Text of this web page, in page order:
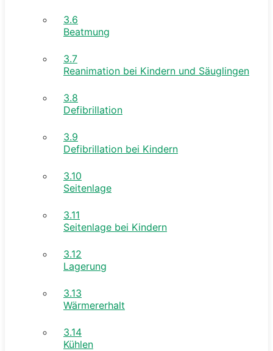
3.6
Beatmung
3.7
Reanimation bei Kindern und Säuglingen
3.8
Defibrillation
3.9
Defibrillation bei Kindern
3.10
Seitenlage
3.11
Seitenlage bei Kindern
3.12
Lagerung
3.13
Wärmererhalt
3.14
Kühlen